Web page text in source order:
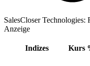
SalesCloser
Anzeige
Indizes Kurs